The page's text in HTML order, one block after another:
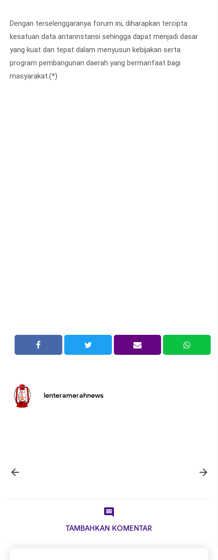
Dengan terselenggaranya forum ini, diharapkan tercipta
kesatuan data antarinstansi sehingga dapat menjadi dasar
yang kuat dan tepat dalam menyusun kebijakan serta
program pembangunan daerah yang bermanfaat bagi
masyarakat.(*)
lenteramerahnews
 

TAMBAHKAN KOMENTAR